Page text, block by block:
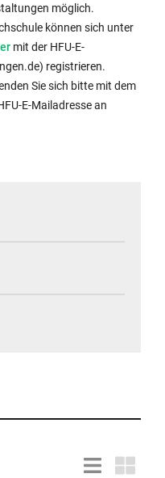
möglich.
können sich unter
in
mit der HFU-E-
registrieren.
Sie sich bitte mit dem
E-Mailadresse an